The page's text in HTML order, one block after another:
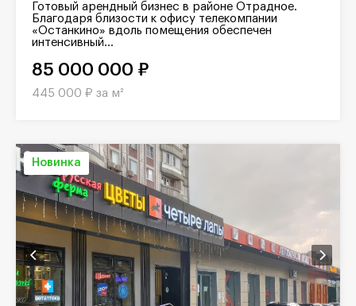
Готовый арендный бизнес в районе Отрадное.
Благодаря близости к офису телекомпании
«Останкино» вдоль помещения обеспечен
интенсивный...
85 000 000 ₽
445 000 ₽ за м²
Новинка